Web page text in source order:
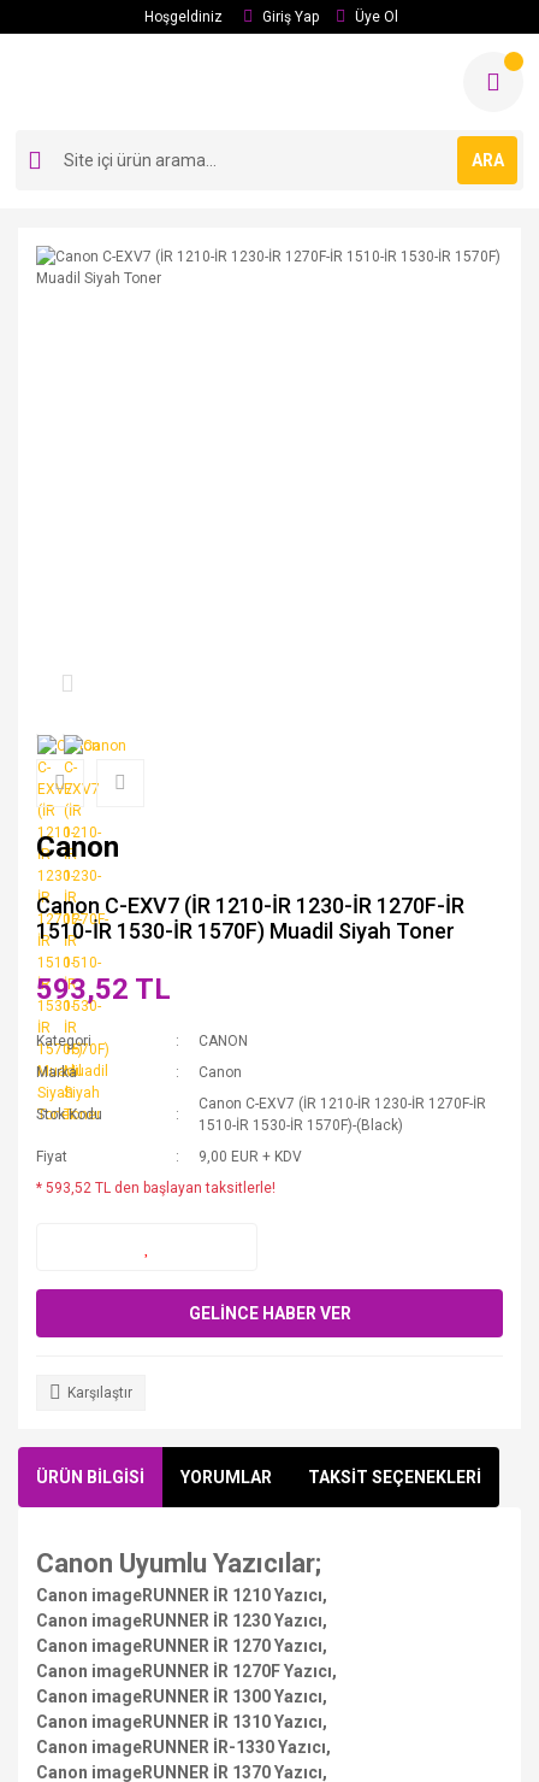
Hoşgeldiniz Giriş Yap Üye Ol
ARA
Canon
Canon C-EXV7 (İR 1210-İR 1230-İR 1270F-İR
1510-İR 1530-İR 1570F) Muadil Siyah Toner
593,52 TL
Kategori
CANON
Marka
Canon
Stok Kodu
Canon C-EXV7 (İR 1210-İR 1230-İR 1270F-İR
1510-İR 1530-İR 1570F)-(Black)
Fiyat
9,00 EUR + KDV
* 593,52 TL den başlayan taksitlerle!
GELİNCE HABER VER
Karşılaştır
ÜRÜN BİLGİSİ YORUMLAR TAKSİT SEÇENEKLERİ
Canon Uyumlu Yazıcılar;
Canon imageRUNNER İR 1210 Yazıcı,
Canon imageRUNNER İR 1230 Yazıcı,
Canon imageRUNNER İR 1270 Yazıcı,
Canon imageRUNNER İR 1270F Yazıcı,
Canon imageRUNNER İR 1300 Yazıcı,
Canon imageRUNNER İR 1310 Yazıcı,
Canon imageRUNNER İR-1330 Yazıcı,
Canon imageRUNNER İR 1370 Yazıcı,